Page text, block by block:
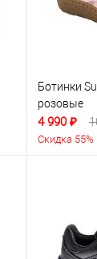
Ботинки
розовые
4 990 ₽
Скидка 55%